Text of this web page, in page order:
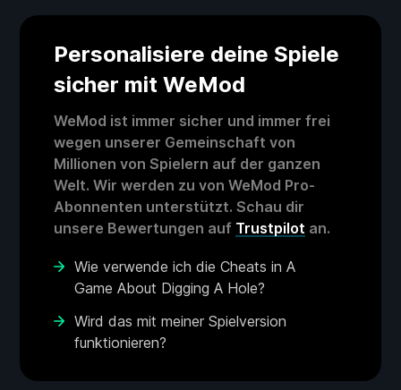
Personalisiere deine Spiele
sicher mit WeMod
WeMod ist immer sicher und immer frei
wegen unserer Gemeinschaft von
Millionen von Spielern auf der ganzen
Welt. Wir werden zu von WeMod Pro-
Abonnenten unterstützt. Schau dir
unsere Bewertungen auf Trustpilot an.
Wie verwende ich die Cheats in A
Game About Digging A Hole?
Wird das mit meiner Spielversion
funktionieren?